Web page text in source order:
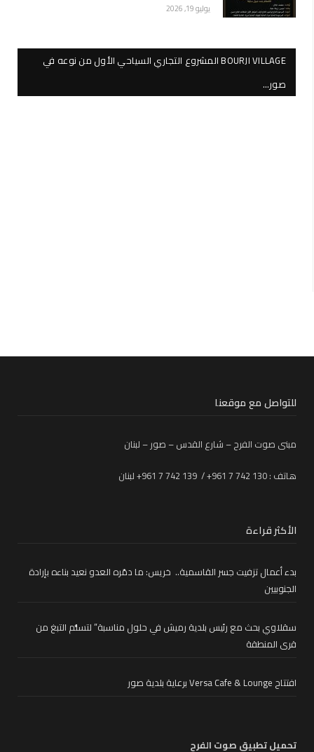
يوليو 19, 2026
BOURJI VILLAGE المشروع التجاري السياحي الأول من نوعه في
صور…
للتواصل مع موقعنا
مبنى صوت الفرح – شارع القدس – صور – لبنان
هاتف : 130 742 7 961+ / 139 742 7 961+ لبنان
الأكثر قراءة
بدء أعمال تزفيت جسر القاسمية.. خريس: ما دمّره العدو نعيد بناءه بإرادة
الجنوبيين
سقلاوي بحث مع رئيس بلدية رميش في حلول مناسبة” لتسلُّم التبغ من
قرى المنطقة
افتتاح Versa Cafe & Lounge برعاية بلدية صور
تحميل تطبيق صوت الفرح